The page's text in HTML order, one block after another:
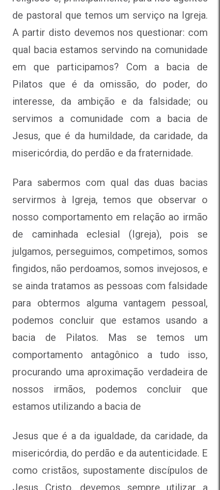
de pastoral que temos um serviço na Igreja.
A partir disto devemos nos questionar: com
qual bacia estamos servindo na comunidade
em que participamos? Com a bacia de
Pilatos que é da omissão, do poder, do
interesse, da ambição e da falsidade; ou
servimos a comunidade com a bacia de
Jesus, que é da humildade, da caridade, da
misericórdia, do perdão e da fraternidade.
Para sabermos com qual das duas bacias
servirmos à Igreja, temos que observar o
nosso comportamento em relação ao irmão
de caminhada eclesial (Igreja), pois se
julgamos, perseguimos, competimos, somos
fingidos, não perdoamos, somos invejosos, e
se ainda tratamos as pessoas com falsidade
para obtermos alguma vantagem pessoal,
podemos concluir que estamos usando a
bacia de Pilatos. Mas se temos um
comportamento antagônico a tudo isso,
procurando uma aproximação verdadeira de
nossos irmãos, podemos concluir que
estamos utilizando a bacia de
Jesus que é a da igualdade, da caridade, da
misericórdia, do perdão e da autenticidade. E
como cristãos, supostamente discípulos de
Jesus Cristo, devemos sempre utilizar a